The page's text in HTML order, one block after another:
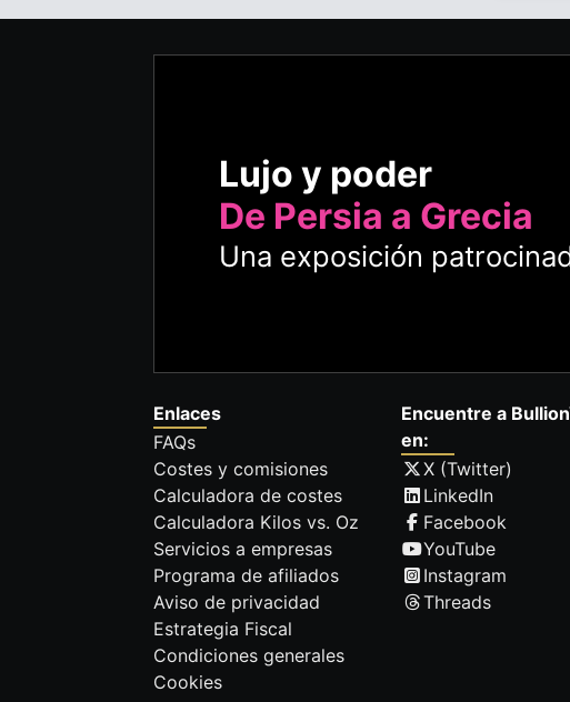
Lujo y poder
De Persia a Grecia
Una exposición
Enlaces
FAQs
Costes y comisiones
Calculadora de costes
Calculadora Kilos vs. Oz
Servicios a empresas
Programa de afiliados
Aviso de privacidad
Estrategia Fiscal
Condiciones generales
Cookies
Encuentre a
en:
X (Twitter)
LinkedIn
Facebook
YouTube
Instagram
Threads